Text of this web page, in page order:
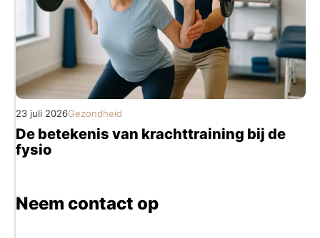
23 juli 2026Gezondheid
De betekenis van krachttraining bij de
fysio
Neem contact op